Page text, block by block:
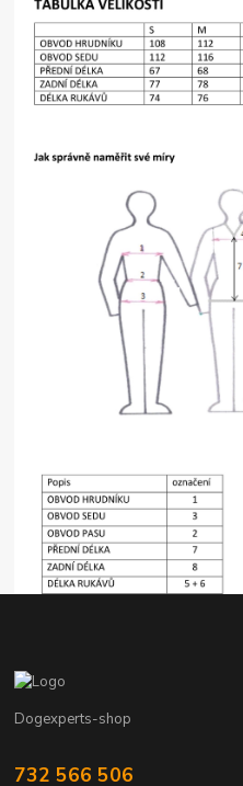
Dogexperts-shop
732 566 506